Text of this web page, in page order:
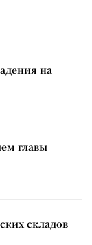
на
главы
складов